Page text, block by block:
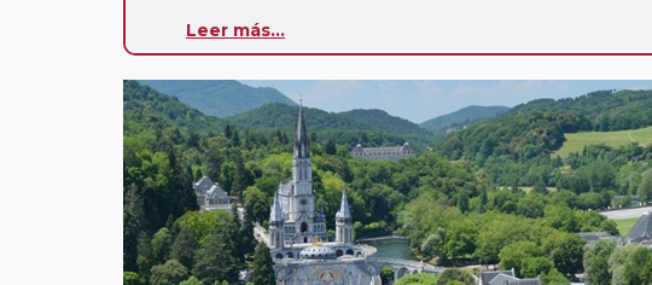
Pasajero Club:este circuito, en cualquier época del año,
realiza tras rellenar el cuestionario de satisfacción en "Mi
contarán con un descuento del 5%.
Leer más...